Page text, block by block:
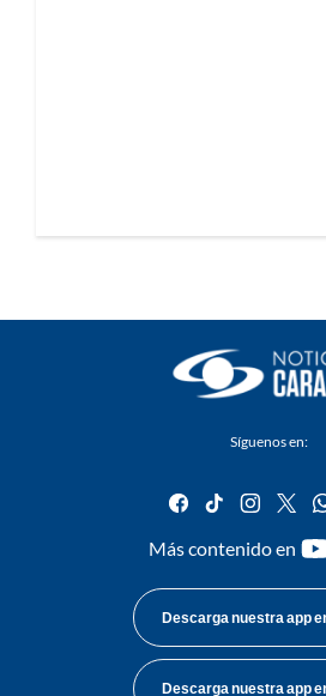
Síguenos en:
facebook
tiktok
Más contenido en
Descarga nuestra app
Descarga nuestra app